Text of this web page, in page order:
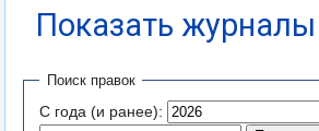
Показать
Перейти
навигации
Перейти
поиску
Поиск правок
С года (и ранее):